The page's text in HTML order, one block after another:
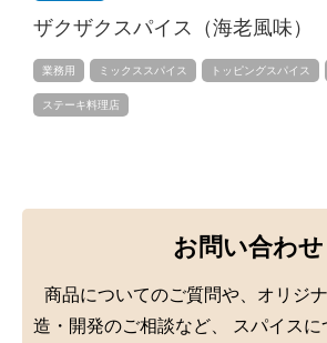
ザクザクスパイス（海老風味）
業務用 ミックススパイス トッピングスパイス
ステーキ料理店
お問い合わせ
商品についてのご質問や、オリジ
造・開発のご相談など、
スパイス